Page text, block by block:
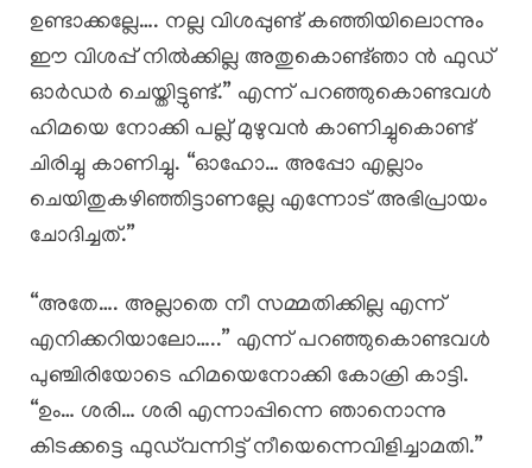
ഉണ്ടാക്കല്ലേ…. നല്ല വിശപ്പുണ്ട് കഞ്ഞിയിലൊന്നും
ഈ വിശപ്പ് നിൽക്കില്ല അതുകൊണ്ട്ഞാ ൻ ഫുഡ്‌
ഓർഡർ ചെയ്തിട്ടുണ്ട്.” എന്ന് പറഞ്ഞുകൊണ്ടവൾ
ഹിമയെ നോക്കി പല്ല് മുഴുവൻ കാണിച്ചുകൊണ്ട്
ചിരിച്ചു കാണിച്ചു. “ഓഹോ… അപ്പോ എല്ലാം
ചെയിതുകഴിഞ്ഞിട്ടാണല്ലേ എന്നോട് അഭിപ്രായം
ചോദിച്ചത്.”
“അതേ…. അല്ലാതെ നീ സമ്മതിക്കില്ല എന്ന്
എനിക്കറിയാലോ…..” എന്ന് പറഞ്ഞുകൊണ്ടവൾ
പുഞ്ചിരിയോടെ ഹിമയെനോക്കി കോക്രി കാട്ടി.
“ഉം… ശരി… ശരി എന്നാപ്പിന്നെ ഞാനൊന്നു
കിടക്കട്ടെ ഫുഡ്‌വന്നിട്ട് നീയെന്നെവിളിച്ചാമതി.”